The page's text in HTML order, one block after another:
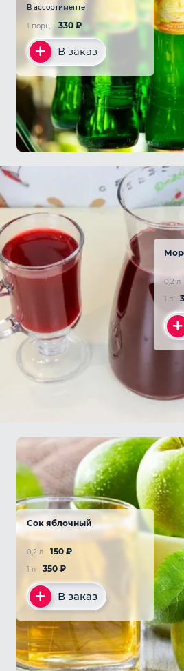
В ассортименте
330 ₽
1 порц.
В заказ
0,2 л
1 л
Сок яблочный
150 ₽
0,2 л
350 ₽
1 л
В заказ